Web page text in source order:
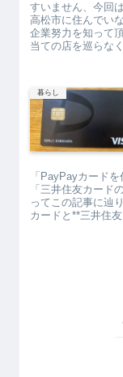
すいません、今回
高松市に住んでい
企業努力を知って
当ての店を巡らな
暮らし
「PayPayカード
「三井住友カード
ってこの記事に辿
カードと**三井住